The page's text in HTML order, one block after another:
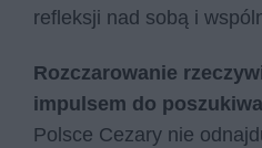
refleksji nad sobą i
Rozczarowanie
impulsem do
Polsce Cezary nie